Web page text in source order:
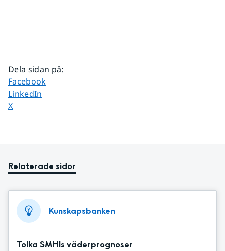
Dela sidan på:
Dela sidan på
Facebook
Dela sidan på
LinkedIn
Dela sidan på
X
Relaterade sidor
Kunskapsbanken
Tolka SMHIs väderprognoser